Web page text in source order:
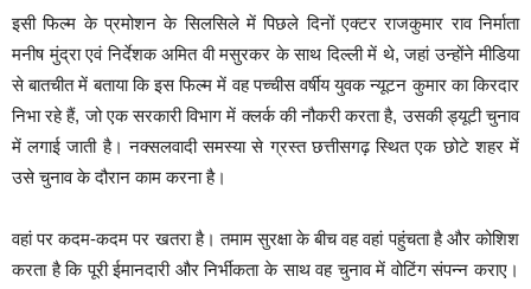
इसी फिल्म के प्रमोशन के सिलसिले में पिछले दिनों एक्टर राजकुमार राव निर्माता
मनीष मुंद्रा एवं निर्देशक अमित वी मसुरकर के साथ दिल्ली में थे, जहां उन्होंने मीडिया
से बातचीत में बताया कि इस फिल्म में वह पच्चीस वर्षीय युवक न्यूटन कुमार का किरदार
निभा रहे हैं, जो एक सरकारी विभाग में क्लर्क की नौकरी करता है, उसकी ड्यूटी चुनाव
में लगाई जाती है। नक्सलवादी समस्या से ग्रस्त छत्तीसगढ़ स्थित एक छोटे शहर में
उसे चुनाव के दौरान काम करना है।
वहां पर कदम-कदम पर खतरा है। तमाम सुरक्षा के बीच वह वहां पहुंचता है और कोशिश
करता है कि पूरी ईमानदारी और निर्भीकता के साथ वह चुनाव में वोटिंग संपन्न कराए।